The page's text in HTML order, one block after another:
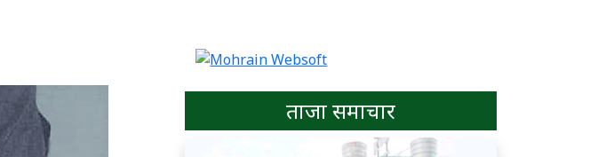
ताजा समाचार